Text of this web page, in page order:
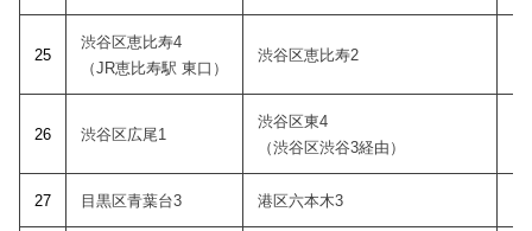
25
渋谷区恵比寿4
（JR恵比寿駅 東口）
渋谷区恵比寿2
26 渋谷区広尾1
渋谷区東4
（渋谷区渋谷3経由）
27 目黒区青葉台3 港区六本木3